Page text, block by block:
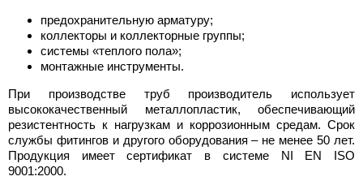
предохранительную арматуру;
коллекторы и коллекторные группы;
системы «теплого пола»;
монтажные инструменты.
При производстве труб производитель использует
высококачественный металлопластик, обеспечивающий
резистентность к нагрузкам и коррозионным средам. Срок
службы фитингов и другого оборудования – не менее 50 лет.
Продукция имеет сертификат в системе NI EN ISO
9001:2000.